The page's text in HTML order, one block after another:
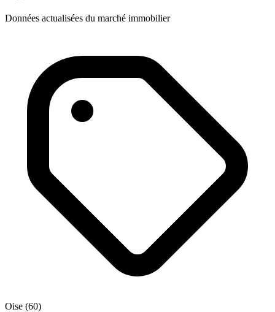
Données actualisées du marché immobilier
Oise (60)